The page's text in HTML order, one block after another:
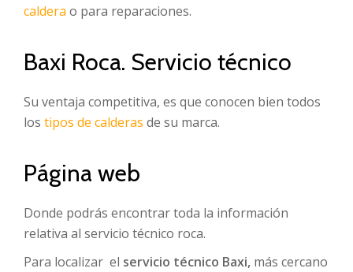
caldera o para reparaciones.
Baxi Roca. Servicio técnico
Su ventaja competitiva, es que conocen bien todos
los tipos de calderas de su marca.
Página web
Donde podrás encontrar toda la información
relativa al servicio técnico roca.
Para localizar el servicio técnico Baxi, más cercano